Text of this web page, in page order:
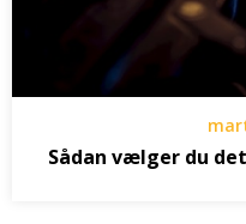
Sådan vælger du